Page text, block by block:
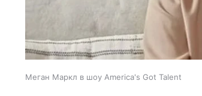
Меган Маркл в шоу America's Got Talent